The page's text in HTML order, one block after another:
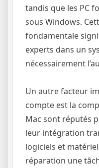
tandis que les PC
sous Windows.
fondamentale
experts dans un
nécessairement
Un autre facteur
compte est la
Mac sont réputés
leur intégration
logiciels et
réparation une